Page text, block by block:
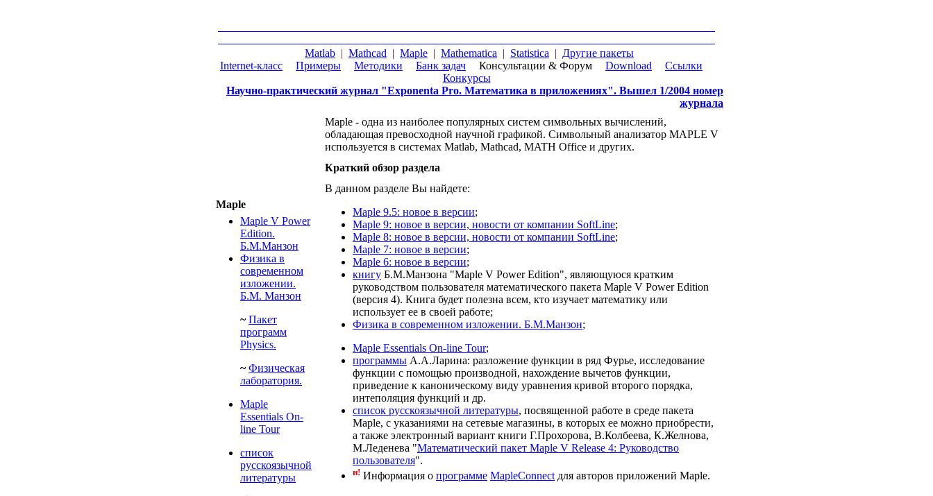
Matlab | Mathcad | Maple | Mathematica | Statistica | Другие пакеты
Internet-класс
Примеры Методики Банк задач Консультации & Форум Download Ссылки
Конкурсы
Научно-практический журнал "Exponenta Pro. Математика в приложениях". Вышел 1/2004 номер
журнала
Maple
Maple V Power
Edition.
Б.М.Манзон
Физика в
современном
изложении.
Б.М. Манзон
~ Пакет
программ
Physics.
~ Физическая
лаборатория.
Maple
Essentials On-
line Tour
список
русскоязычной
литературы
Maple - одна из наиболее популярных систем символьных вычислений,
обладающая превосходной научной графикой. Символьный анализатор MAPLE V
используется в системах Matlab, Mathcad, MATH Office и других.
Краткий обзор раздела
В данном разделе Вы найдете:
Maple 9.5: новое в версии;
Maple 9: новое в версии, новости от компании SoftLine;
Maple 8: новое в версии, новости от компании SoftLine;
Maple 7: новое в версии;
Maple 6: новое в версии;
книгу Б.М.Манзона "Maple V Power Edition", являющуюся кратким
руководством пользователя математического пакета Maple V Power Edition
(версия 4). Книга будет полезна всем, кто изучает математику или
использует ее в своей работе;
Физика в современном изложении. Б.М.Манзон;
Maple Essentials On-line Tour;
программы А.А.Ларина: разложение функции в ряд Фурье, исследование
функции с помощью производной, нахождение вычетов функции,
приведение к каноническому виду уравнения кривой второго порядка,
интеполяция функций и др.
список русскоязычной литературы, посвященной работе в среде пакета
Maple, с указаниями на сетевые магазины, в которых ее можно приобрести,
а также электронный вариант книги Г.Прохорова, В.Колбеева, К.Желнова,
М.Леденева "Математический пакет Maple V Release 4: Руководство
пользователя".
н! Информация о программе MapleConnect для авторов приложений Maple.